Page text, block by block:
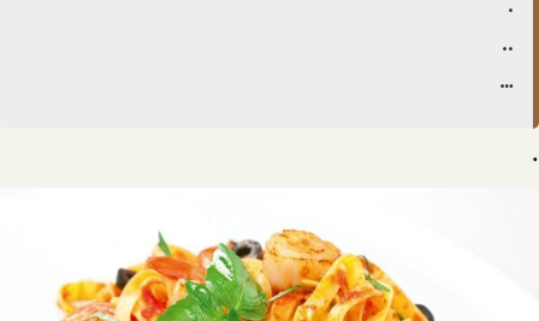
.
..
…
.